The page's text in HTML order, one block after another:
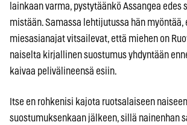
lainkaan varma, pystytäänkö Assangea edes
mistään. Samassa lehtijutussa hän myöntää,
miesasianajat vitsailevat, että miehen on
naiselta kirjallinen suostumus yhdyntään
kaivaa pelivälineensä esiin.
Itse en rohkenisi kajota ruotsalaiseen
suostumuksenkaan jälkeen, sillä nainenhan